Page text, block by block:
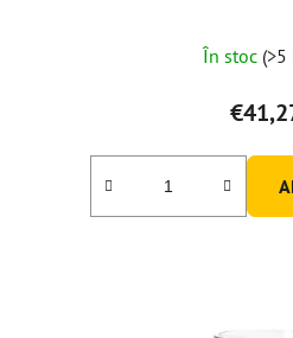
În stoc (>5